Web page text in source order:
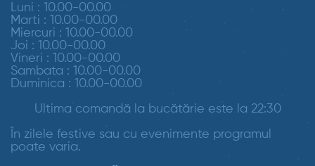
Luni : 10.00-00.00
Marti : 10.00-00.00
Miercuri : 10.00-00.00
Joi : 10.00-00.00
Vineri : 10.00-00.00
Sambata : 10.00-00.00
Duminica : 10.00-00.00
Ultima comandă la bucătărie este la 22:30
În zilele festive sau cu evenimente programul
poate varia.